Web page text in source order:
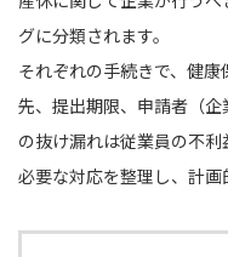
グに分類されます。
それぞれの手続きで、健
先、提出期限、申請者（
の抜け漏れは従業員の不
必要な対応を整理し、計画